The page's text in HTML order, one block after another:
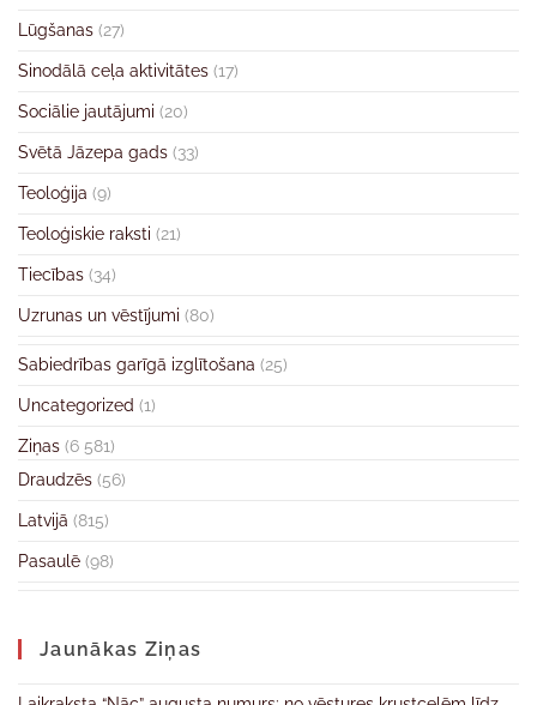
Lūgšanas (27)
Sinodālā ceļa aktivitātes (17)
Sociālie jautājumi (20)
Svētā Jāzepa gads (33)
Teoloģija (9)
Teoloģiskie raksti (21)
Tiecības (34)
Uzrunas un vēstījumi (80)
Sabiedrības garīgā izglītošana (25)
Uncategorized (1)
Ziņas (6 581)
Draudzēs (56)
Latvijā (815)
Pasaulē (98)
Jaunākas Ziņas